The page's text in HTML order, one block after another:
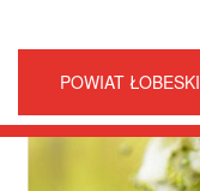
POWIAT ŁOBESKI